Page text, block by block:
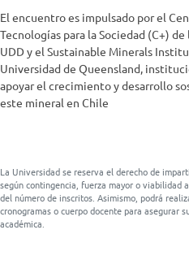
El encuentro es impulsado por el
Tecnologías para la Sociedad (C+)
UDD y el Sustainable Minerals
Universidad de Queensland,
apoyar el crecimiento y desarrollo
este mineral en Chile
La Universidad se reserva el derecho de
según contingencia, fuerza mayor o viabilidad
del número de inscritos. Asimismo, podrá
cronogramas o cuerpo docente para asegurar
académica.